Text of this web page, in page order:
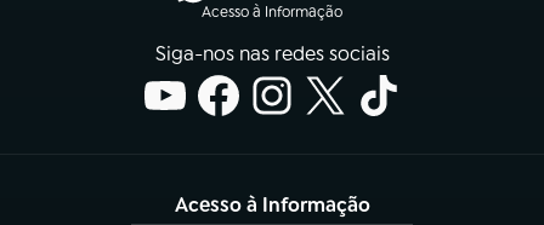
Acesso à Informação
Siga-nos nas redes sociais
Acesso à Informação